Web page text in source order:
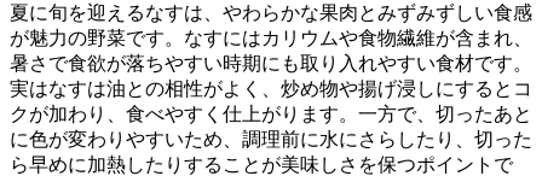
夏に旬を迎えるなすは、やわらかな果肉とみずみずしい食感
が魅力の野菜です。なすにはカリウムや食物繊維が含まれ、
暑さで食欲が落ちやすい時期にも取り入れやすい食材です。
実はなすは油との相性がよく、炒め物や揚げ浸しにするとコ
クが加わり、食べやすく仕上がります。一方で、切ったあと
に色が変わりやすいため、調理前に水にさらしたり、切った
ら早めに加熱したりすることが美味しさを保つポイントで